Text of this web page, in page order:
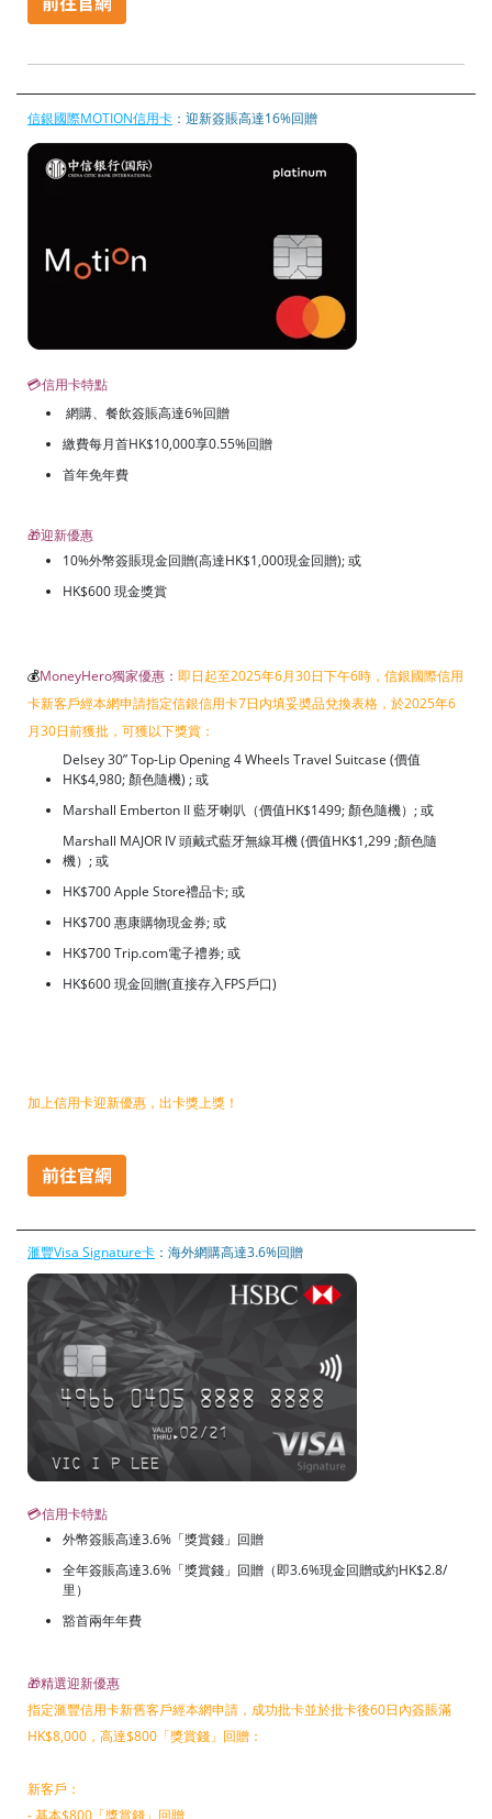
信銀國際MOTION信用卡 ：迎新簽賬高達16%回贈
💳信用卡特點
網購、餐飲簽賬高達6%回贈
繳費每月首HK$10,000享0.55%回贈
首年免年費
🎁迎新優惠
10%外幣簽賬現金回贈(高達HK$1,000現金回贈); 或
HK$600 現金獎賞
💰MoneyHero獨家優惠： 即日起至2025年6月30日下午6時，信銀國際信用
卡新客戶經本網申請指定信銀信用卡7日内填妥奬品兌換表格，於2025年6
月30日前獲批，可獲以下獎賞：
Delsey 30” Top-Lip Opening 4 Wheels Travel Suitcase (價值
HK$4,980; 顏色隨機) ; 或
Marshall Emberton II 藍牙喇叭（價值HK$1499; 顏色隨機）; 或
Marshall MAJOR IV 頭戴式藍牙無線耳機 (價值HK$1,299 ;顏色隨
機）; 或
HK$700 Apple Store禮品卡; 或
HK$700 惠康購物現金券; 或
HK$700 Trip.com電子禮券; 或
HK$600 現金回贈(直接存入FPS戶口)
加上信用卡迎新優惠，出卡獎上獎！
滙豐Visa Signature卡 ：海外網購高達3.6%回贈
💳信用卡特點
外幣簽賬高達3.6%「獎賞錢」回贈
全年簽賬高達3.6%「獎賞錢」回贈（即3.6%現金回贈或約HK$2.8/
里）
豁首兩年年費
🎁精選迎新優惠
指定滙豐信用卡新舊客戶經本網申請，成功批卡並於批卡後60日內簽賬滿
HK$8,000，高達$800「獎賞錢」回贈：
新客戶：
- 基本$800「獎賞錢」回贈